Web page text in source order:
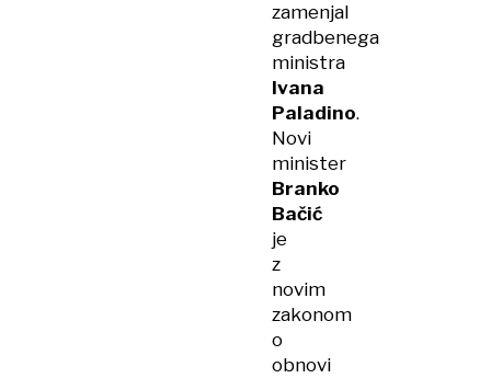
zamenjal
gradbenega
ministra
Ivana
Paladino.
Novi
minister
Branko
Bačić
je
z
novim
zakonom
o
obnovi